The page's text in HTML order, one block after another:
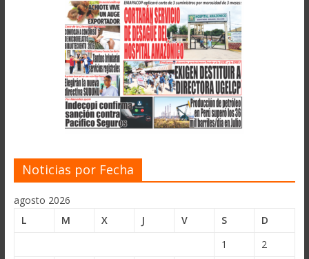
Noticias por Fecha
agosto 2026
L
M X J V S
D
1
2